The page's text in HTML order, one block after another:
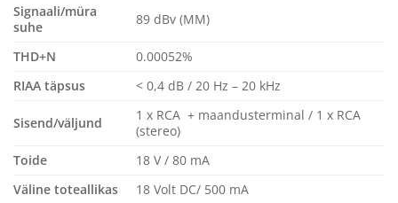
Signaali/müra
suhe
89 dBv (MM)
THD+N
0.00052%
RIAA täpsus
< 0,4 dB / 20 Hz – 20 kHz
Sisend/väljund
1 x RCA + maandusterminal / 1 x RCA
(stereo)
Toide
18 V / 80 mA
Väline toteallikas
18 Volt DC/ 500 mA